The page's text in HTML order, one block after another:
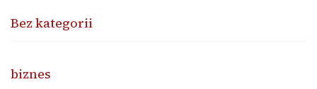
Bez kategorii
biznes